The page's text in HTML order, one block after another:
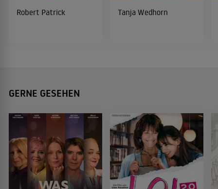
Robert Patrick Tanja Wedhorn
GERNE GESEHEN